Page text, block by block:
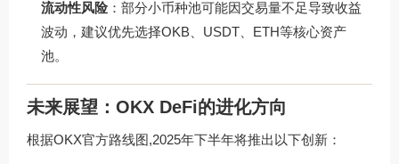
流动性风险：部分小币种池可能因交易量不足导致收益
波动，建议优先选择OKB、USDT、ETH等核心资产
池。
未来展望：OKX DeFi的进化方向
根据OKX官方路线图,2025年下半年将推出以下创新：